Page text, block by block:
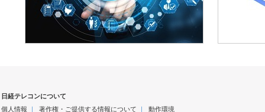
日経テレコンについて
個人情報 ｜ 著作権・ご提供する情報について ｜ 動作環境